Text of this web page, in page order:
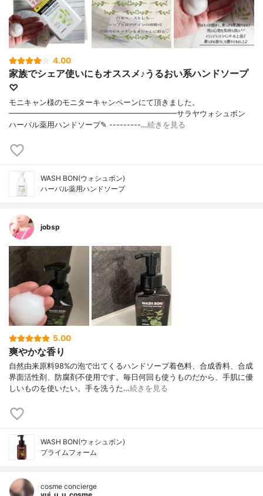
4.00
家族でシェア使いにもオススメ♪うるおい系ハンドソープ
♡
モニキャン様のモニターキャンペーンにて頂きました。
━━━━━━━━━━━━━━━━━━━━━━サラヤウォシュボン
ハーバル薬用ハンドソープ✎ ---------…続きを見る
WASH BON(ウォシュボン)
ハーバル薬用ハンドソープ
jobsp
5.00
爽やかな香り
自然由来原料98%の泡で出てくるハンドソープ着色料、合成香料、合成
界面活性剤、防腐剤不使用です。毎日何回も使うものだから、手肌に優
しいものを使いたい。手を洗うた…続きを見る
WASH BON(ウォシュボン)
プライムフォーム
cosme concierge